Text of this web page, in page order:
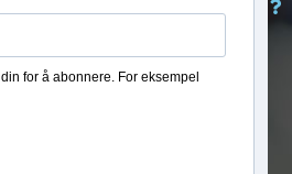
for å abonnere. For eksempel